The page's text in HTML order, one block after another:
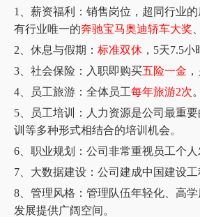
1、薪资福利：销售岗位，超同行业
有行业唯一的奔驰宝马奥迪轿车大奖
2、休息与假期： 标准双休 ， 5天7.5
3、社会保险：入职即购买五险一金
4、员工旅游：全体员工每年旅游2次。
5、员工培训：人力资源是公司最重
训等多种形式相结合的培训机会。
6、职业规划：公司非常重视员工个
7、大数据建设：公司建成中国建设
8、管理风格：管理队伍年轻化、高
发展提供广阔空间。